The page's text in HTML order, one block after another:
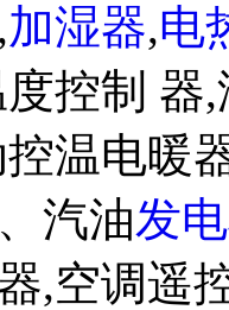
加湿器,电
控制 器
温电暖
汽油发
,空调遥